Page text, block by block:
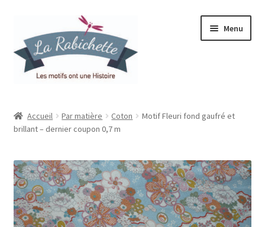
la
navigation
contenu
Menu
Contact
Ma liste de souhaits
Mon espace
Accueil Par matière Coton
Motif Fleuri fond gaufré et
brillant – dernier coupon 0,7 m